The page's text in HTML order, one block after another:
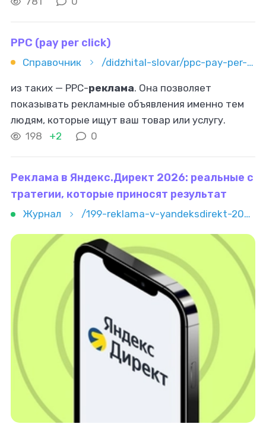
PPC (pay per click)
Справочник /didzhital-slovar/ppc-pay-per-click
из таких — PPC-реклама. Она позволяет
показывать рекламные объявления именно тем
людям, которые ищут ваш товар или услугу.
Определение Pay Per Click (PPC) — это модель
198 +2 0
Реклама в Яндекс.Директ 2026: реальные с
тратегии, которые приносят результат
Журнал /199-reklama-v-yandeksdirekt-2026-realnye-strategii-kotorye-prinosyat-rezultat